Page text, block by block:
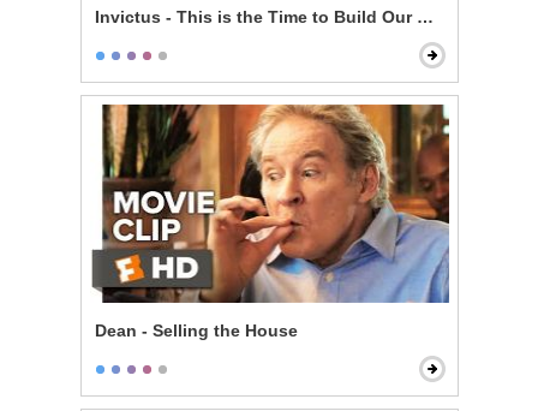
Invictus - This is the Time to Build Our Nation
Dean - Selling the House